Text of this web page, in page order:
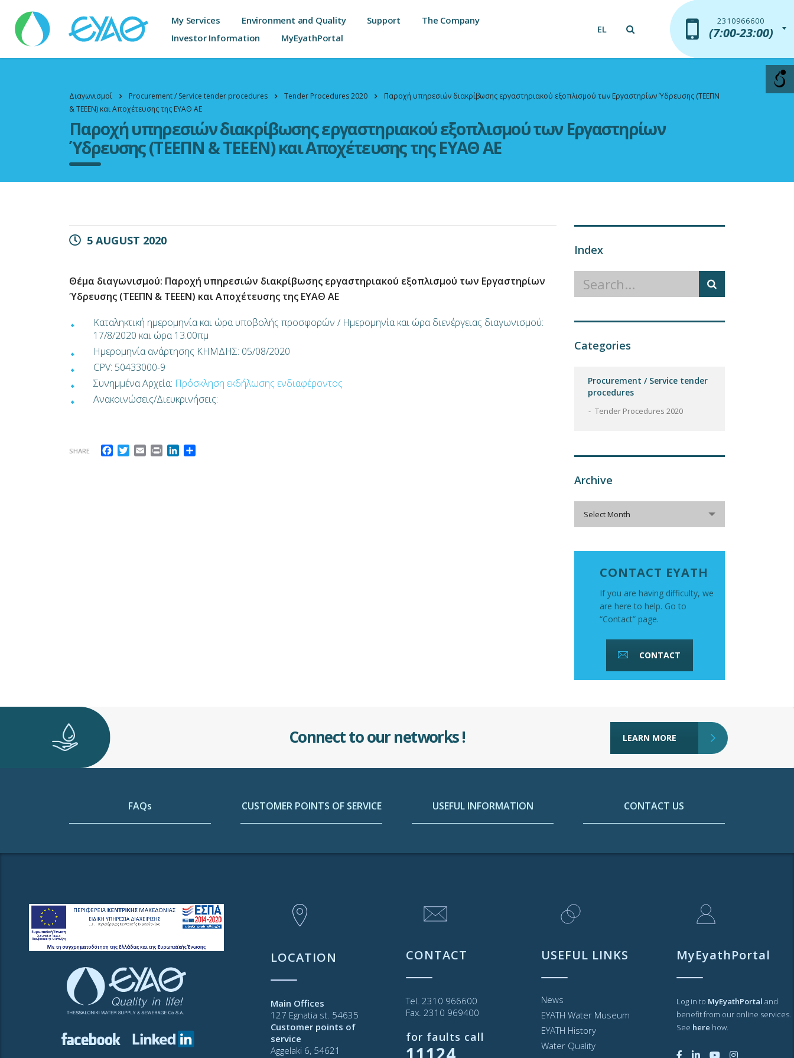
My Services Environment and Quality Support
The Company
Investor Information
MyEyathPortal
EL
2310966600
(7:00-23:00)
2310966600
(7:00-23:00)
Διαγωνισμοί Procurement / Service tender procedures Tender Procedures 2020
Παροχή υπηρεσιών διακρίβωσης εργαστηριακού εξοπλισμού των Εργαστηρίων Ύδρευσης (ΤΕΕΠΝ
& ΤΕΕΕΝ) και Αποχέτευσης της ΕΥΑΘ ΑΕ
Παροχή υπηρεσιών διακρίβωσης εργαστηριακού εξοπλισμού των Εργαστηρίων
Ύδρευσης (ΤΕΕΠΝ & ΤΕΕΕΝ) και Αποχέτευσης της ΕΥΑΘ ΑΕ
5 AUGUST 2020
Θέμα διαγωνισμού: Παροχή υπηρεσιών διακρίβωσης εργαστηριακού εξοπλισμού των Εργαστηρίων
Ύδρευσης (ΤΕΕΠΝ & ΤΕΕΕΝ) και Αποχέτευσης της ΕΥΑΘ ΑΕ
Καταληκτική ημερομηνία και ώρα υποβολής προσφορών / Ημερομηνία και ώρα διενέργειας διαγωνισμού:
17/8/2020 και ώρα 13.00πμ
Ημερομηνία ανάρτησης ΚΗΜΔΗΣ: 05/08/2020
CPV: 50433000-9
Συνημμένα Αρχεία: Πρόσκληση εκδήλωσης ενδιαφέροντος
Ανακοινώσεις/Διευκρινήσεις:
SHARE Facebook
Twitter
EmailPrintLinkedIn
Index
Categories
Procurement / Service tender
procedures
Tender Procedures 2020
Archive
Select Month
CONTACT EYATH
If you are having difficulty, we
are here to help. Go to
“Contact” page.
CONTACT
Connect to our networks ! LEARN MORE
FAQs CUSTOMER POINTS OF SERVICE USEFUL INFORMATION CONTACT US
LOCATION
Main Offices
127 Egnatia st. 54635
Customer points of
service
Aggelaki 6, 54621
CONTACT
Tel. 2310 966600
Fax. 2310 969400
for faults call
USEFUL LINKS
News
EYATH Water Museum
EYATH History
Water Quality
MyEyathPortal
Log in to MyEyathPortal and
benefit from our online services.
See here how.